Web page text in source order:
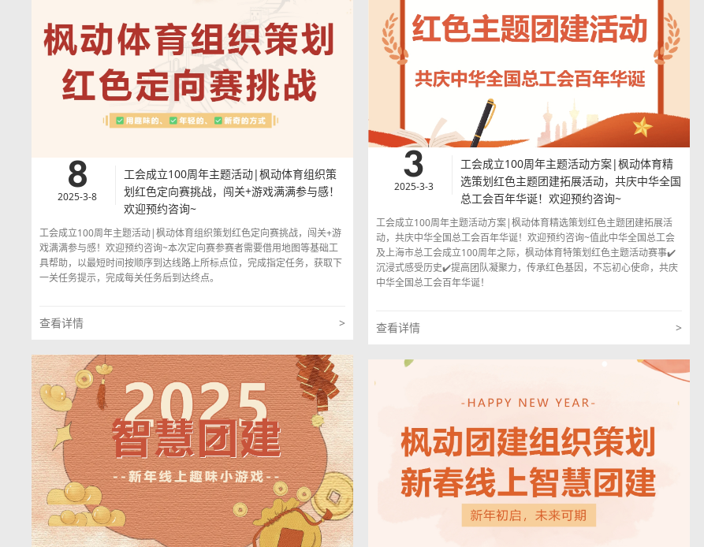
8
2025-3-8
工会成立100周年主题活动|枫动体育组织策
划红色定向赛挑战，闯关+游戏满满参与感！
欢迎预约咨询~
工会成立100周年主题活动|枫动体育组织策划红色定向赛挑战，闯关+游
戏满满参与感！欢迎预约咨询~本次定向赛参赛者需要借用地图等基础工
具帮助，以最短时间按顺序到达线路上所标点位，完成指定任务，获取下
一关任务提示，完成每关任务后到达终点。
查看详情 >
3
2025-3-3
工会成立100周年主题活动方案|枫动体育精
选策划红色主题团建拓展活动，共庆中华全国
总工会百年华诞！欢迎预约咨询~
工会成立100周年主题活动方案|枫动体育精选策划红色主题团建拓展活
动，共庆中华全国总工会百年华诞！欢迎预约咨询~值此中华全国总工会
及上海市总工会成立100周年之际，枫动体育特策划红色主题活动赛事✔️
沉浸式感受历史✔️提高团队凝聚力，传承红色基因，不忘初心使命，共庆
中华全国总工会百年华诞！
查看详情 >